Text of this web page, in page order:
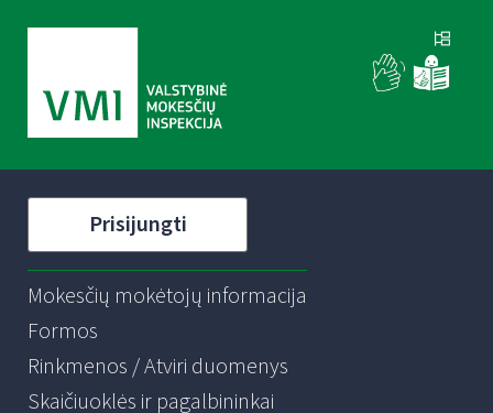
Prisijungti
Mokesčių mokėtojų informacija
Formos
Rinkmenos / Atviri duomenys
Skaičiuoklės ir pagalbininkai